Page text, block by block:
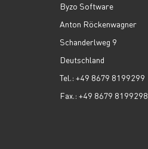
Byzo Software
Anton Röckenwagner
Schanderlweg 9
Deutschland
Tel.: +49 8679 8199299
Fax.: +49 8679 8199298